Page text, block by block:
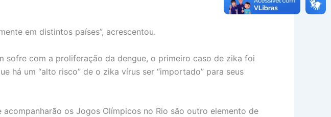
em distintos países”, acrescentou.
sofre com a proliferação da dengue, o primeiro caso de zika foi
há um “alto risco” de o zika vírus ser “importado” para seus
os Jogos Olímpicos no Rio são outro elemento de